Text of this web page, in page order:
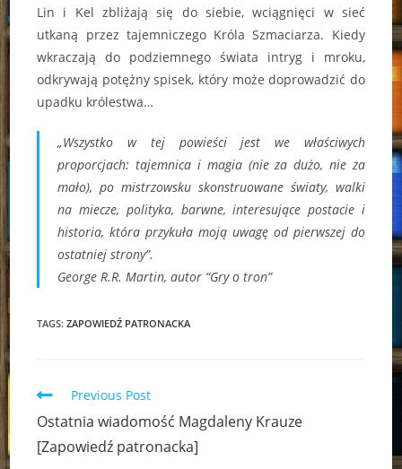
Lin i Kel zbliżają się do siebie, wciągnięci w sieć
utkaną przez tajemniczego Króla Szmaciarza. Kiedy
wkraczają do podziemnego świata intryg i mroku,
odkrywają potężny spisek, który może doprowadzić do
upadku królestwa…
„Wszystko w tej powieści jest we właściwych
proporcjach: tajemnica i magia (nie za dużo, nie za
mało), po mistrzowsku skonstruowane światy, walki
na miecze, polityka, barwne, interesujące postacie i
historia, która przykuła moją uwagę od pierwszej do
ostatniej strony”.
George R.R. Martin, autor “Gry o tron”
TAGS:ZAPOWIEDŹ PATRONACKA
Read
articles
Previous Post
Ostatnia wiadomość Magdaleny Krauze
[Zapowiedź patronacka]